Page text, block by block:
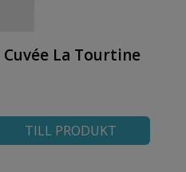
La Tourtine
TILL PRODUKT